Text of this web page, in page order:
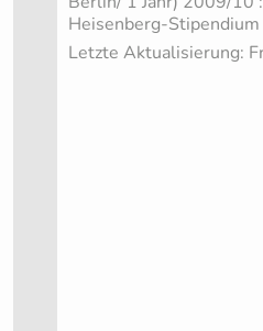
Heisenberg-
Letzte Aktualisierung: